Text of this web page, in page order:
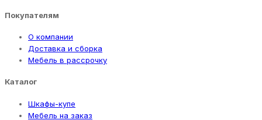
Покупателям
О компании
Доставка и сборка
Мебель в рассрочку
Каталог
Шкафы-купе
Мебель на заказ